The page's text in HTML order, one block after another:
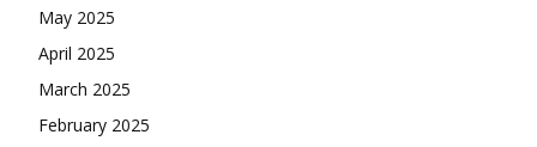
May 2025
April 2025
March 2025
February 2025